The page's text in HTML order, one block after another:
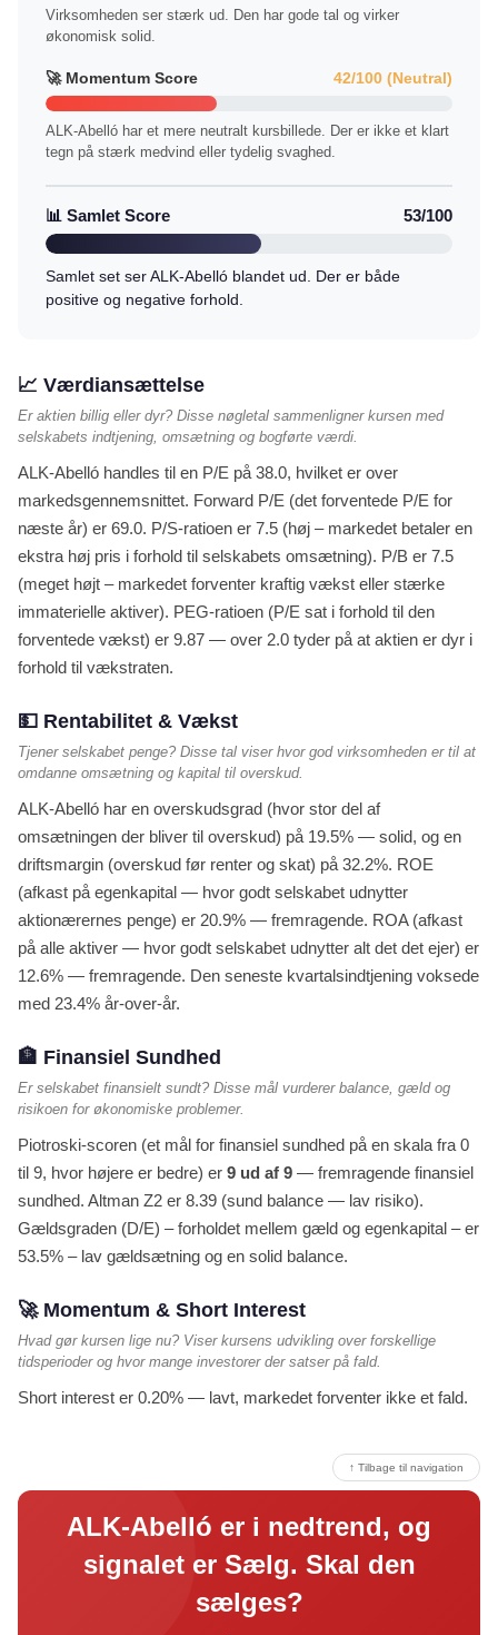
Virksomheden ser stærk ud. Den har gode tal og virker
økonomisk solid.
🚀 Momentum Score 42/100 (Neutral)
ALK-Abelló har et mere neutralt kursbillede. Der er ikke et klart
tegn på stærk medvind eller tydelig svaghed.
📊 Samlet Score 53/100
Samlet set ser ALK-Abelló blandet ud. Der er både
positive og negative forhold.
📈 Værdiansættelse
Er aktien billig eller dyr? Disse nøgletal sammenligner kursen med
selskabets indtjening, omsætning og bogførte værdi.
ALK-Abelló handles til en P/E på 38.0, hvilket er over
markedsgennemsnittet. Forward P/E (det forventede P/E for
næste år) er 69.0. P/S-ratioen er 7.5 (høj – markedet betaler en
ekstra høj pris i forhold til selskabets omsætning). P/B er 7.5
(meget højt – markedet forventer kraftig vækst eller stærke
immaterielle aktiver). PEG-ratioen (P/E sat i forhold til den
forventede vækst) er 9.87 — over 2.0 tyder på at aktien er dyr i
forhold til vækstraten.
💵 Rentabilitet & Vækst
Tjener selskabet penge? Disse tal viser hvor god virksomheden er til at
omdanne omsætning og kapital til overskud.
ALK-Abelló har en overskudsgrad (hvor stor del af
omsætningen der bliver til overskud) på 19.5% — solid, og en
driftsmargin (overskud før renter og skat) på 32.2%. ROE
(afkast på egenkapital — hvor godt selskabet udnytter
aktionærernes penge) er 20.9% — fremragende. ROA (afkast
på alle aktiver — hvor godt selskabet udnytter alt det det ejer) er
12.6% — fremragende. Den seneste kvartalsindtjening voksede
med 23.4% år-over-år.
🏦 Finansiel Sundhed
Er selskabet finansielt sundt? Disse mål vurderer balance, gæld og
risikoen for økonomiske problemer.
Piotroski-scoren (et mål for finansiel sundhed på en skala fra 0
til 9, hvor højere er bedre) er 9 ud af 9 — fremragende finansiel
sundhed. Altman Z2 er 8.39 (sund balance — lav risiko).
Gældsgraden (D/E) – forholdet mellem gæld og egenkapital – er
53.5% – lav gældsætning og en solid balance.
🚀 Momentum & Short Interest
Hvad gør kursen lige nu? Viser kursens udvikling over forskellige
tidsperioder og hvor mange investorer der satser på fald.
Short interest er 0.20% — lavt, markedet forventer ikke et fald.
↑ Tilbage til navigation
ALK-Abelló er i nedtrend, og
signalet er Sælg. Skal den
sælges?